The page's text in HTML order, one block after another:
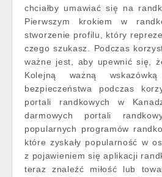
chciałby umawiać się na
Pierwszym krokiem w
stworzenie profilu, który
czego szukasz. Podczas
ważne jest, aby upewnić się,
Kolejną ważną
bezpieczeństwa podczas
portali randkowych w
darmowych portali
popularnych programów
które zyskały popularność w
z pojawieniem się aplikacji
teraz znaleźć miłość lub